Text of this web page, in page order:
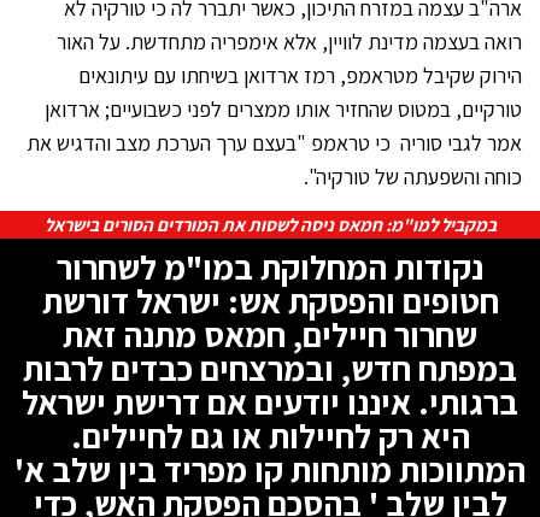
ארה"ב עצמה במזרח התיכון, כאשר יתברר לה כי טורקיה לא
רואה בעצמה מדינת לוויין, אלא אימפריה מתחדשת. על האור
הירוק שקיבל מטראמפ, רמז ארדואן בשיחתו עם עיתונאים
טורקיים, במטוס שהחזיר אותו ממצרים לפני כשבועיים; ארדואן
אמר לגבי סוריה כי טראמפ "בעצם ערך הערכת מצב והדגיש את
כוחה והשפעתה של טורקיה".
במקביל למו"מ: חמאס ניסה לשסות את המורדים הסורים בישראל
נקודות המחלוקת במו"מ לשחרור
חטופים והפסקת אש: ישראל דורשת
שחרור חיילים, חמאס מתנה זאת
במפתח חדש, ובמרצחים כבדים לרבות
ברגותי. איננו יודעים אם דרישת ישראל
היא רק לחיילות או גם לחיילים.
המתווכות מותחות קו מפריד בין שלב א'
לבין שלב ' בהסכם הפסקת האש, כדי